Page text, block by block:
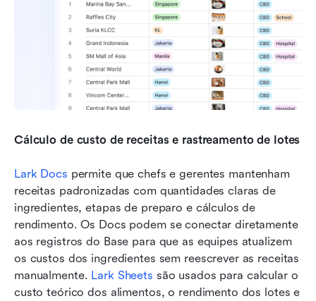
Cálculo de custo de receitas e rastreamento de lotes
Lark Docs permite que chefs e gerentes mantenham
receitas padronizadas com quantidades claras de
ingredientes, etapas de preparo e cálculos de
rendimento. Os Docs podem se conectar diretamente
aos registros do Base para que as equipes atualizem
os custos dos ingredientes sem reescrever as receitas
manualmente. Lark Sheets são usados para calcular o
custo teórico dos alimentos, o rendimento dos lotes e